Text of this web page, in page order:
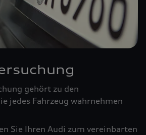
gehört zu den
jedes Fahrzeug wahrnehmen
Sie Ihren Audi zum vereinbarten